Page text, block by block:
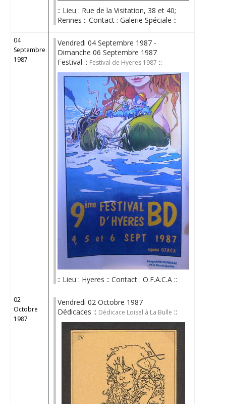
:: Lieu : Rue de la Visitation, 38 et 40;
Rennes :: Contact : Galerie Spéciale ::
04
Septembre
1987
Vendredi 04 Septembre 1987 -
Dimanche 06 Septembre 1987
Festival :: Festival de Hyeres 1987 ::
:: Lieu : Hyeres :: Contact : O.F.A.C.A ::
02
Octobre
1987
Vendredi 02 Octobre 1987
Dédicaces :: Dédicace Loisel à La Bulle ::